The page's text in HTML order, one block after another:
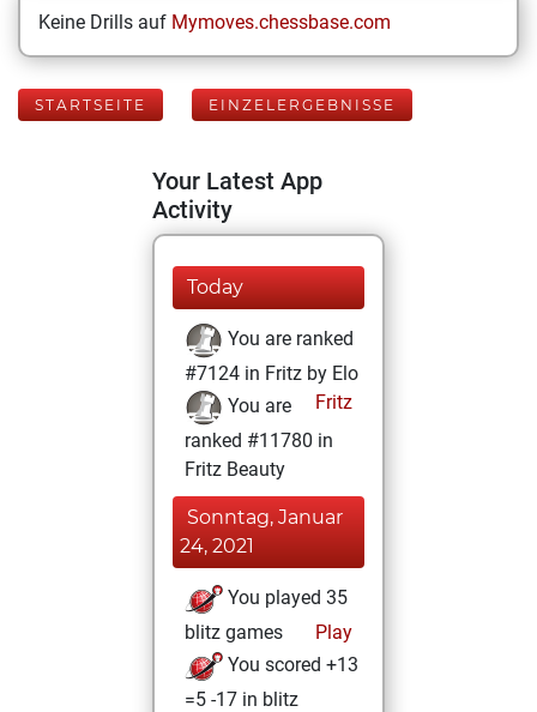
Keine Drills auf Mymoves.chessbase.com
STARTSEITE EINZELERGEBNISSE
Your Latest App
Activity
Today
You are ranked
#7124 in Fritz by Elo
Fritz
You are
ranked #11780 in
Fritz Beauty
Sonntag, Januar
24, 2021
You played 35
blitz games
Play
You scored +13
=5 -17 in blitz